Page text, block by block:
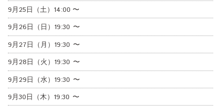
9月25日（土） 14:00 〜
9月26日（日） 19:30 〜
9月27日（月） 19:30 〜
9月28日（火） 19:30 〜
9月29日（水） 19:30 〜
9月30日（木） 19:30 〜